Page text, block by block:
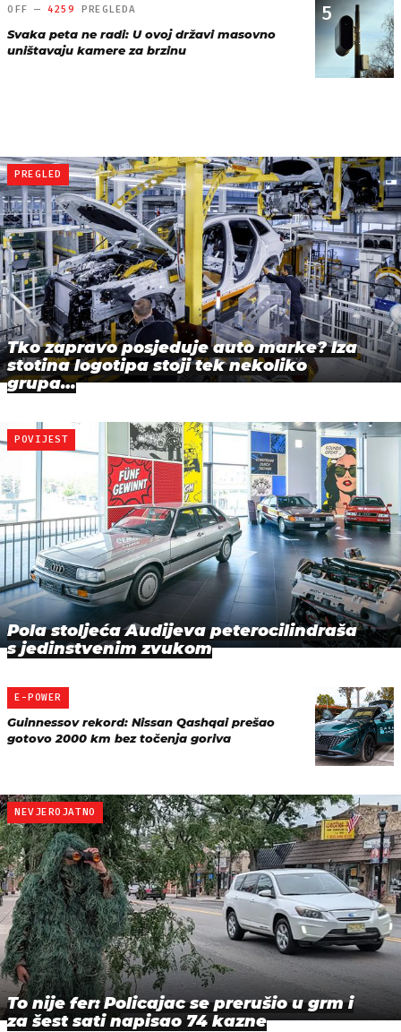
5
OFF —4259 PREGLEDA
Svaka peta ne radi: U ovoj državi masovno
uništavaju kamere za brzinu
PREGLED
Tko zapravo posjeduje auto marke? Iza
stotina logotipa stoji tek nekoliko
grupa…
POVIJEST
Pola stoljeća Audijeva peterocilindraša
s jedinstvenim zvukom
E-POWER
Guinnessov rekord: Nissan Qashqai prešao
gotovo 2000 km bez točenja goriva
NEVJEROJATNO
To nije fer: Policajac se prerušio u grm i
za šest sati napisao 74 kazne